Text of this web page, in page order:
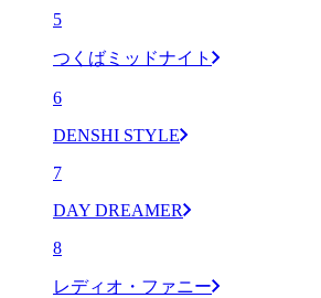
5
つくばミッドナイト
6
DENSHI STYLE
7
DAY DREAMER
8
レディオ・ファニー